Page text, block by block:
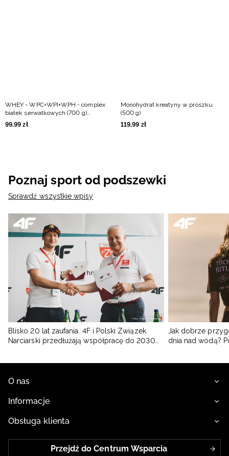
WHEY - WPC+WPI+WPH - complex
białek serwatkowych (700 g)
jogurtowo-wiśniowy
99,99 zł
Monohydrat kreatyny w proszku
(500 g)
119,99 zł
Poznaj sport od podszewki
Sprawdź wszystkie wpisy
Blisko 20 lat zaufania. 4F i Polski Związek
Narciarski przedłużają współpracę do 2030
Jak dobrze
dnia nad wodą?
O nas
Informacje
Obsługa klienta
Przejdź do Centrum Wsparcia